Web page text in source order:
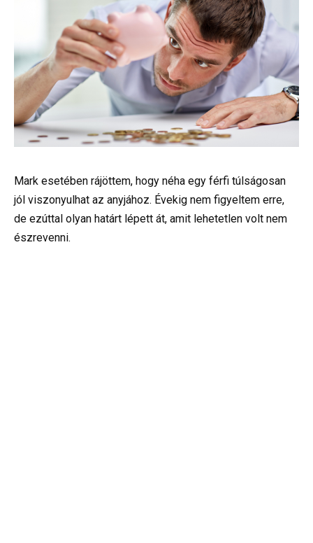
Mark esetében rájöttem, hogy néha egy férfi túlságosan
jól viszonyulhat az anyjához. Évekig nem figyeltem erre,
de ezúttal olyan határt lépett át, amit lehetetlen volt nem
észrevenni.